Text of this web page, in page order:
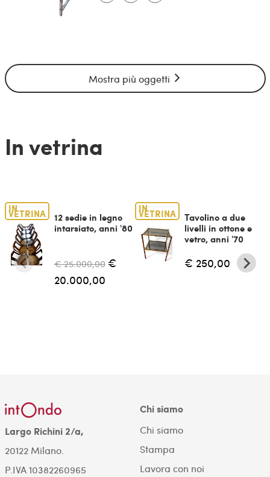
Mostra più oggetti
In vetrina
IN
VETRINA
12 sedie in legno
intarsiato, anni '80
€ 25.000,00 €
20.000,00
IN
VETRINA
Tavolino a due
livelli in ottone e
vetro, anni '70
€ 250,00
Largo Richini 2/a,
20122 Milano.
P.IVA 10382260965
Chi siamo
Chi siamo
Stampa
Lavora con noi